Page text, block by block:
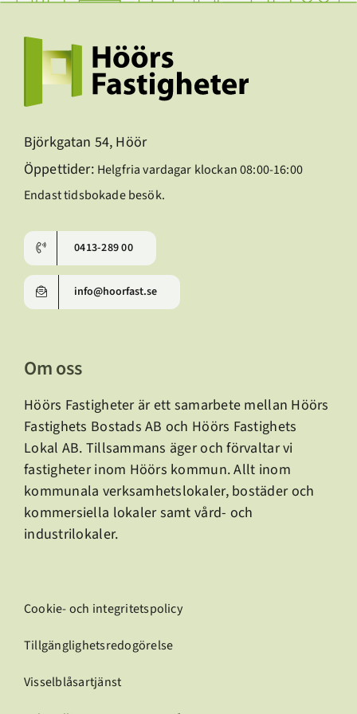
Björkgatan 54, Höör
Öppettider: Helgfria vardagar klockan 08:00-16:00
Endast tidsbokade besök.
0413-289 00
info@hoorfast.se
Om oss
Höörs Fastigheter är ett samarbete mellan Höörs
Fastighets Bostads AB och Höörs Fastighets
Lokal AB. Tillsammans äger och förvaltar vi
fastigheter inom Höörs kommun. Allt inom
kommunala verksamhetslokaler, bostäder och
kommersiella lokaler samt vård- och
industrilokaler.
Cookie- och integritetspolicy
Tillgänglighetsredogörelse
Visselblåsartjänst